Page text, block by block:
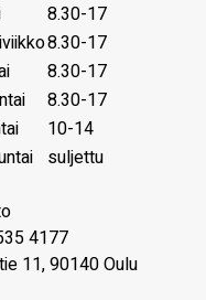
8.30-17
8.30-17
8.30-17
8.30-17
10-14
suljettu
4177
11, 90140 Oulu